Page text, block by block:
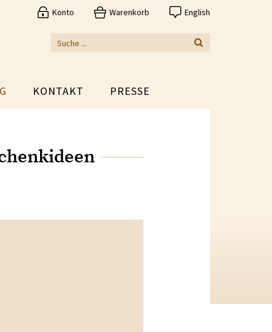
Konto Warenkorb English
KONTAKT PRESSE